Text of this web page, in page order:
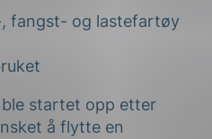
fangst- og lastefartøy
startet opp etter
å flytte en